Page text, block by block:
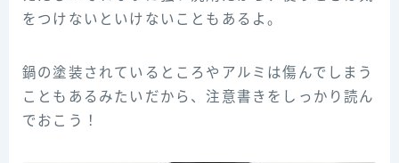
をつけないといけないこともあるよ。
鍋の塗装されているところやアルミは傷んでしまう
こともあるみたいだから、注意書きをしっかり読ん
でおこう！